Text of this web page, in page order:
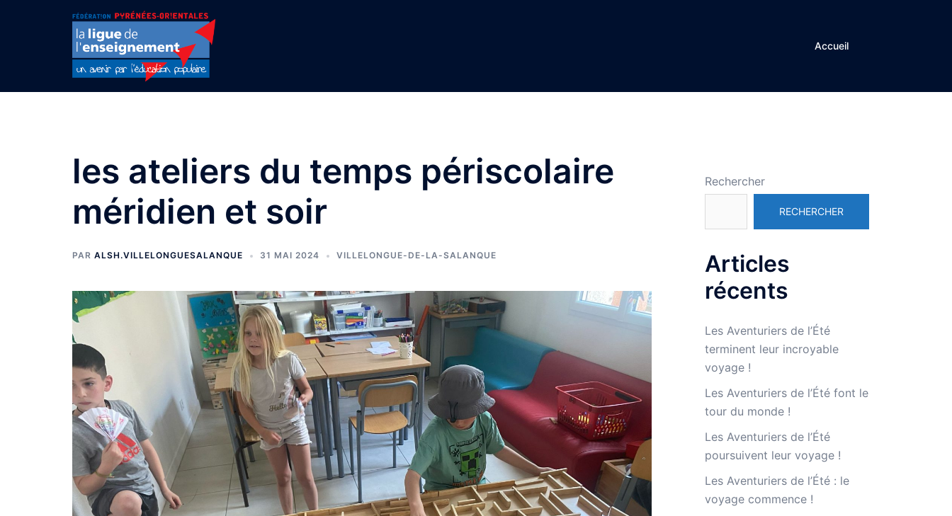
Accueil
les ateliers du temps périscolaire
méridien et soir
PAR ALSH.VILLELONGUESALANQUE 31 MAI 2024 VILLELONGUE-DE-LA-SALANQUE
Rechercher
RECHERCHER
Articles
récents
Les Aventuriers de l’Été
terminent leur incroyable
voyage !
Les Aventuriers de l’Été font le
tour du monde !
Les Aventuriers de l’Été
poursuivent leur voyage !
Les Aventuriers de l’Été : le
voyage commence !